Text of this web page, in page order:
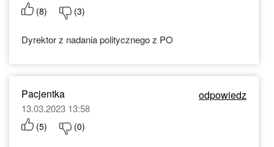
(8) (3)
Dyrektor z nadania politycznego z PO
Pacjentka odpowiedz
13.03.2023 13:58
(5) (0)